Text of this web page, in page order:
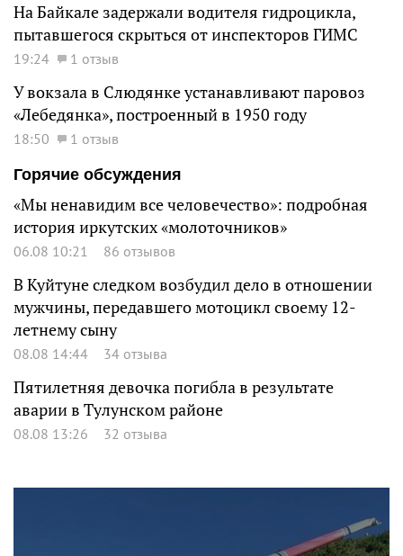
На Байкале задержали водителя гидроцикла,
пытавшегося скрыться от инспекторов ГИМС
19:24 1 отзыв
У вокзала в Слюдянке устанавливают паровоз
«Лебедянка», построенный в 1950 году
18:50
1 отзыв
Горячие обсуждения
«Мы ненавидим все человечество»: подробная
история иркутских «молоточников»
06.08 10:21 86 отзывов
В Куйтуне следком возбудил дело в отношении
мужчины, передавшего мотоцикл своему 12-
летнему сыну
08.08 14:44 34 отзыва
Пятилетняя девочка погибла в результате
аварии в Тулунском районе
08.08 13:26 32 отзыва